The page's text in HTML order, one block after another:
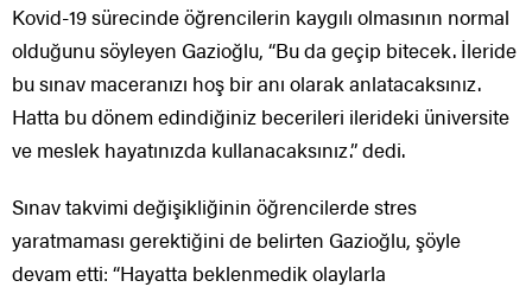
Kovid-19 sürecinde öğrencilerin kaygılı olmasının normal
olduğunu söyleyen Gazioğlu, “Bu da geçip bitecek. İleride
bu sınav maceranızı hoş bir anı olarak anlatacaksınız.
Hatta bu dönem edindiğiniz becerileri ilerideki üniversite
ve meslek hayatınızda kullanacaksınız.” dedi.
Sınav takvimi değişikliğinin öğrencilerde stres
yaratmaması gerektiğini de belirten Gazioğlu, şöyle
devam etti: “Hayatta beklenmedik olaylarla